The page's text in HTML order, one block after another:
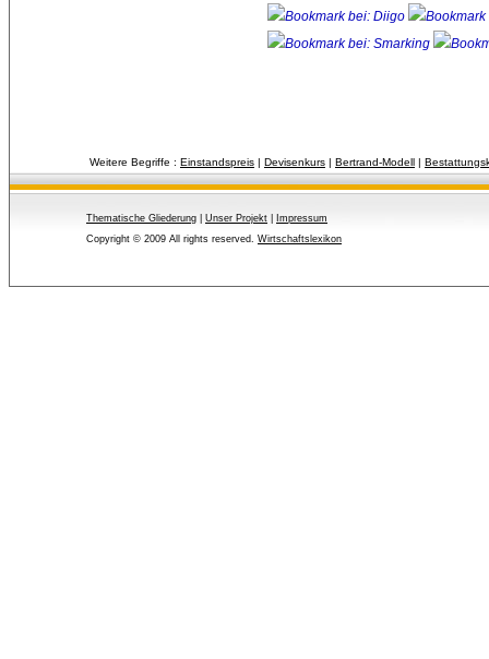
Weitere Begriffe : Einstandspreis | Devisenkurs | Bertrand-Modell |
Thematische Gliederung Unser Projekt
Impressum
Copyright © 2009 All rights reserved. Wirtschaftslexikon